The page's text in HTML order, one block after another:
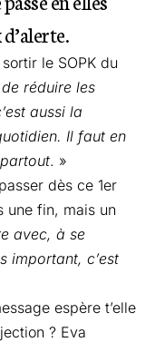
le SOPK du
réduire les
aussi la
Il faut en
. »
dès ce 1er
une fin, mais un
avec, à se
important, c’est
espère t’elle
? Eva